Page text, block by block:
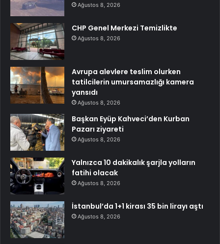
Ağustos 8, 2026
CHP Genel Merkezi Temizlikte
Ağustos 8, 2026
Avrupa alevlere teslim olurken
tatilcilerin umursamazlığı kamera
yansıdı
Ağustos 8, 2026
Başkan Eyüp Kahveci’den Kurban
Pazarı ziyareti
Ağustos 8, 2026
Yalnızca 10 dakikalık şarjla yolların
fatihi olacak
Ağustos 8, 2026
İstanbul’da 1+1 kirası 35 bin lirayı aştı
Ağustos 8, 2026